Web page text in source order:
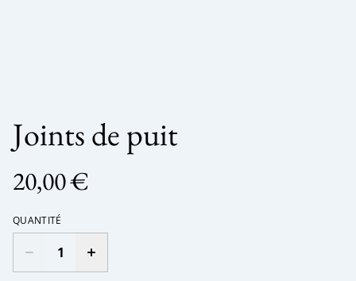
Joints de puit
20,00 €
QUANTITÉ